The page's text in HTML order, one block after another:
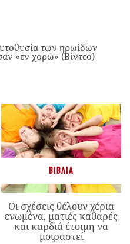
των ηρωίδων
«εν χορώ» (Βίντεο)
ΒΙΒΛΊΑ
Οι σχέσεις θέλουν χέρια
ενωμένα, ματιές καθαρές
και καρδιά έτοιμη να
μοιραστεί